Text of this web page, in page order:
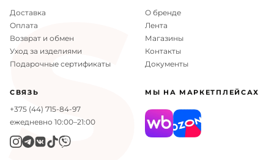
Материал подкладки
Комплектация
Ширина
Глубина 14.5 см
Высота
Доставка
Оплата
Возврат и обмен
Уход за изделиями
Подарочные сертификаты
О бренде
Лента
Магазины
Контакты
Документы
СВЯЗЬ
+375 (44) 715-84-97
ежедневно 10:00–21:00
МЫ НА МАРКЕТПЛЕЙСАХ